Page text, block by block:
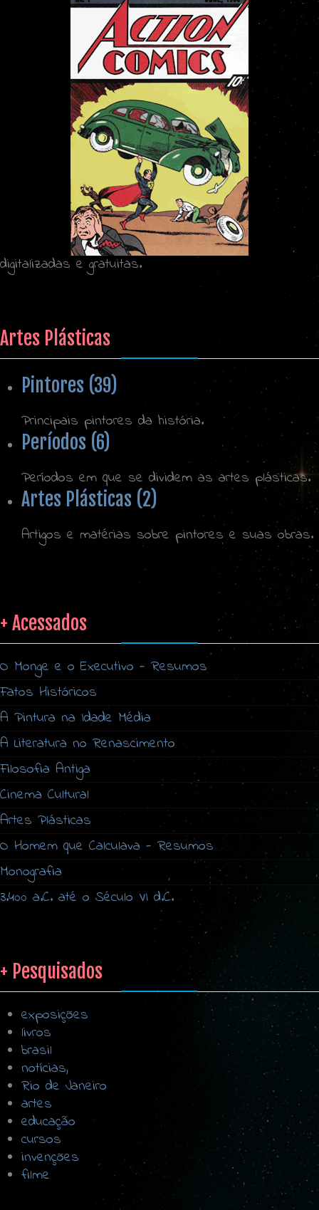
digitalizadas e gratuitas.
Artes Plásticas
Pintores (39)
Principais pintores da história.
Períodos (6)
Períodos em que se dividem as artes plásticas.
Artes Plásticas (2)
Artigos e matérias sobre pintores e suas obras.
+ Acessados
O Monge e o Executivo - Resumos
Fatos Históricos
A Pintura na Idade Média
A Literatura no Renascimento
Filosofia Antiga
Cinema Cultural
Artes Plásticas
O Homem que Calculava - Resumos
Monografia
3.400 a.C. até o Século VI d.C.
+ Pesquisados
exposições
livros
brasil
notícias,
Rio de Janeiro
artes
educação
cursos
invenções
filme